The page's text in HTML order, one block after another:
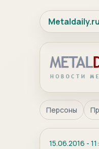
Metaldaily.ru
Персоны
15.06.2016 -